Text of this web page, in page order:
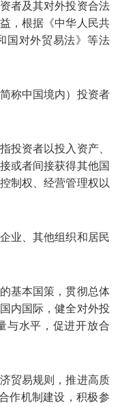
者及其对外投资合法
，根据《中华人民共
国对外贸易法》等法
称中国境内）投资者
投资者以投入资产、
或者间接获得其他国
制权、经营管理权以
业、其他组织和居民
基本国策，贯彻总体
内国际，健全对外投
与水平，促进开放合
贸易规则，推进高质
作机制建设，积极参